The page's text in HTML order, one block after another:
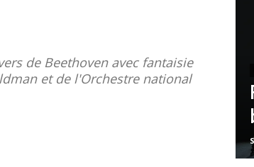
de Beethoven avec fantaisie
et de l'Orchestre national